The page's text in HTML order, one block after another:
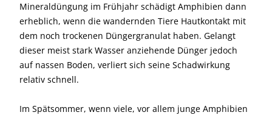
Mineraldüngung im Frühjahr schädigt Amphibien dann
erheblich, wenn die wandernden Tiere Hautkontakt mit
dem noch trockenen Düngergranulat haben. Gelangt
dieser meist stark Wasser anziehende Dünger jedoch
auf nassen Boden, verliert sich seine Schadwirkung
relativ schnell.
Im Spätsommer, wenn viele, vor allem junge Amphibien